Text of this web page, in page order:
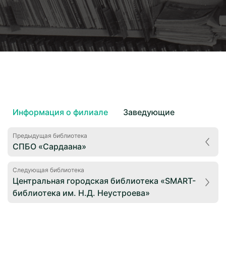
Информация о филиале Заведующие
Предыдущая библиотека
СПБО «Сардаана»
Следующая библиотека
Центральная городская библиотека «SMART-
библиотека им. Н.Д. Неустроева»